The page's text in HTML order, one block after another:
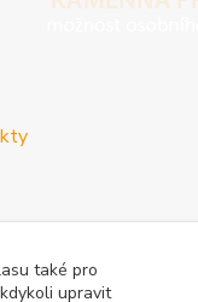
také pro
upravit